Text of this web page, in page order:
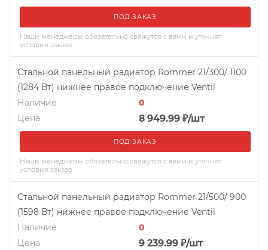
ПОД ЗАКАЗ
Наши менеджеры обязательно свяжутся с вами и уточнят
условия заказа
Стальной панельный радиатор Rommer 21/300/ 1100
(1284 Вт) нижнее правое подключение Ventil
Наличие
0
Цена
8 949.99 ₽/шт
ПОД ЗАКАЗ
Наши менеджеры обязательно свяжутся с вами и уточнят
условия заказа
Стальной панельный радиатор Rommer 21/500/ 900
(1598 Вт) нижнее правое подключение Ventil
Наличие
0
Цена
9 239.99 ₽/шт